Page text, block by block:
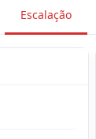
Escalação